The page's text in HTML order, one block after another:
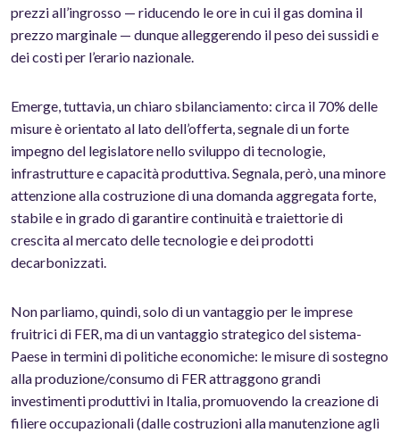
prezzi all’ingrosso — riducendo le ore in cui il gas domina il
prezzo marginale — dunque alleggerendo il peso dei sussidi e
dei costi per l’erario nazionale.
Emerge, tuttavia, un chiaro sbilanciamento: circa il 70% delle
misure è orientato al lato dell’offerta, segnale di un forte
impegno del legislatore nello sviluppo di tecnologie,
infrastrutture e capacità produttiva. Segnala, però, una minore
attenzione alla costruzione di una domanda aggregata forte,
stabile e in grado di garantire continuità e traiettorie di
crescita al mercato delle tecnologie e dei prodotti
decarbonizzati.
Non parliamo, quindi, solo di un vantaggio per le imprese
fruitrici di FER, ma di un vantaggio strategico del sistema-
Paese in termini di politiche economiche: le misure di sostegno
alla produzione/consumo di FER attraggono grandi
investimenti produttivi in Italia, promuovendo la creazione di
filiere occupazionali (dalle costruzioni alla manutenzione agli